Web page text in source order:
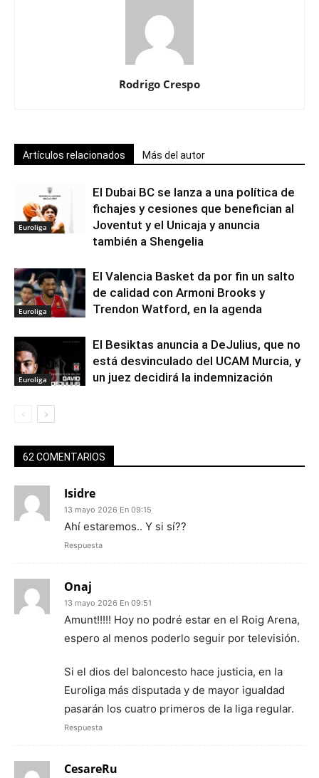
Rodrigo Crespo
Artículos relacionados Más del autor
Euroliga
El Dubai BC se lanza a una política de
fichajes y cesiones que benefician al
Joventut y el Unicaja y anuncia
también a Shengelia
Euroliga
El Valencia Basket da por fin un salto
de calidad con Armoni Brooks y
Trendon Watford, en la agenda
Euroliga
El Besiktas anuncia a DeJulius, que no
está desvinculado del UCAM Murcia, y
un juez decidirá la indemnización
62 COMENTARIOS
Isidre
13 mayo 2026 En 09:15
Ahí estaremos.. Y si sí??
Respuesta
Onaj
13 mayo 2026 En 09:51
Amunt!!!!! Hoy no podré estar en el Roig Arena,
espero al menos poderlo seguir por televisión.
Si el dios del baloncesto hace justicia, en la
Euroliga más disputada y de mayor igualdad
pasarán los cuatro primeros de la liga regular.
Respuesta
CesareRu